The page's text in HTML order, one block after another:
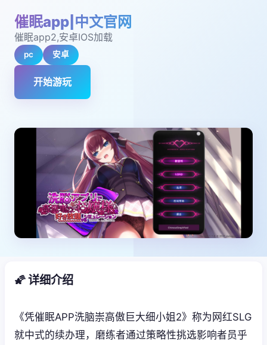
催眠app|中文官网
催眠app2,安卓IOS加载
pc 安卓
开始游玩
🌠 详细介绍
《凭催眠APP洗脑崇高傲巨大细小姐2》称为网红SLG
就中式的续办理，磨练者通过策略性挑选影响者员乎